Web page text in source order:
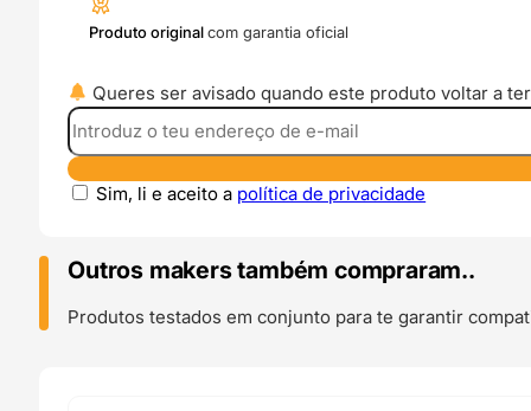
Produto originalcom garantia oficial
Queres ser avisado quando este produto voltar a
Sim, li e aceito a política de privacidade
Outros makers também compraram..
Produtos testados em conjunto para te garantir